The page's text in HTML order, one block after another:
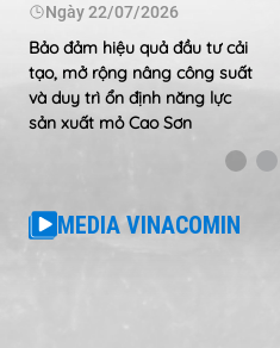
Ngày22/07/2026
Bảo đảm hiệu quả đầu tư cải
tạo, mở rộng nâng công suất
và duy trì ổn định năng lực
sản xuất mỏ Cao Sơn
MEDIA VINACOMIN